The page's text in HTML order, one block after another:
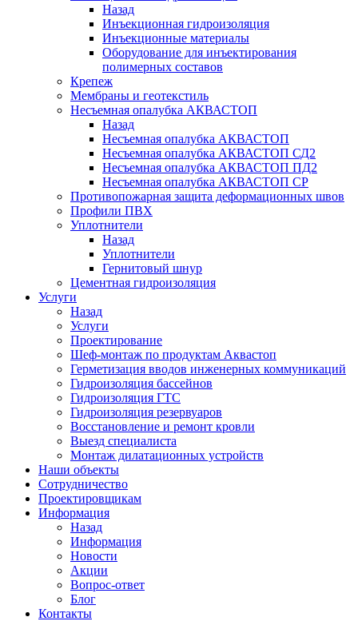
Назад
Инъекционная гидроизоляция
Инъекционные материалы
Оборудование для инъектирования
полимерных составов
Крепеж
Мембраны и геотекстиль
Несъемная опалубка АКВАСТОП
Назад
Несъемная опалубка АКВАСТОП
Несъемная опалубка АКВАСТОП СД2
Несъемная опалубка АКВАСТОП ПД2
Несъемная опалубка АКВАСТОП СР
Противопожарная защита деформационных швов
Профили ПВХ
Уплотнители
Назад
Уплотнители
Гернитовый шнур
Цементная гидроизоляция
Услуги
Назад
Услуги
Проектирование
Шеф-монтаж по продуктам Аквастоп
Герметизация вводов инженерных коммуникаций
Гидроизоляция бассейнов
Гидроизоляция ГТС
Гидроизоляция резервуаров
Восстановление и ремонт кровли
Выезд специалиста
Монтаж дилатационных устройств
Наши объекты
Сотрудничество
Проектировщикам
Информация
Назад
Информация
Новости
Акции
Вопрос-ответ
Блог
Контакты